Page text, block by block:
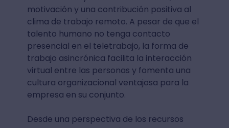
motivación y una contribución positiva al
clima de trabajo remoto. A pesar de que el
talento humano no tenga contacto
presencial en el teletrabajo, la forma de
trabajo asincrónica facilita la interacción
virtual entre las personas y fomenta una
cultura organizacional ventajosa para la
empresa en su conjunto.
Desde una perspectiva de los recursos